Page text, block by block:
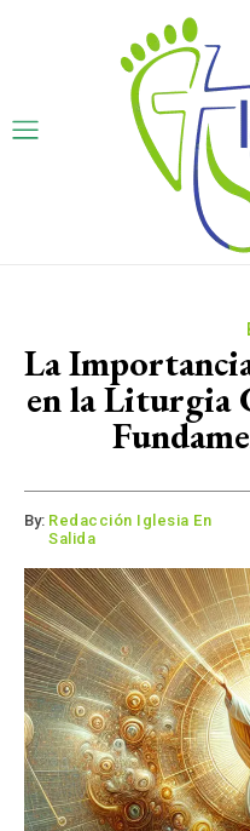
La
en la Liturgia
By: Redacción Iglesia En
Salida